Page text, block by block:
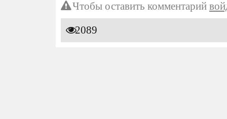
Чтобы оставить комментарий
2089